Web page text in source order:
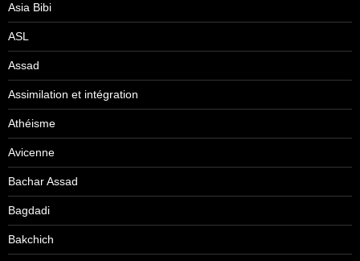
Asia Bibi
ASL
Assad
Assimilation et intégration
Athéisme
Avicenne
Bachar Assad
Bagdadi
Bakchich